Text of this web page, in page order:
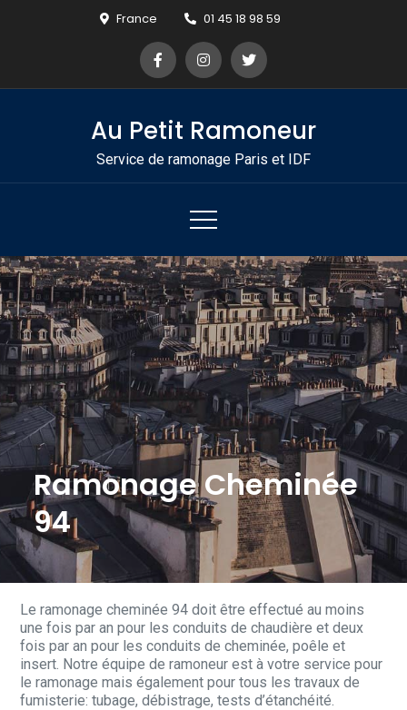
France 01 45 18 98 59
Au Petit Ramoneur
Service de ramonage Paris et IDF
Ramonage Cheminée
94
Le ramonage cheminée 94 doit être effectué au moins
une fois par an pour les conduits de chaudière et deux
fois par an pour les conduits de cheminée, poêle et
insert. Notre équipe de ramoneur est à votre service pour
le ramonage mais également pour tous les travaux de
fumisterie: tubage, débistrage, tests d’étanchéité.